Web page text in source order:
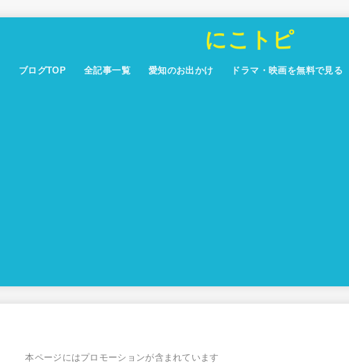
にこトピ
ブログTOP 全記事一覧 愛知のお出かけ ドラマ・映画を無料で見る
本ページにはプロモーションが含まれています